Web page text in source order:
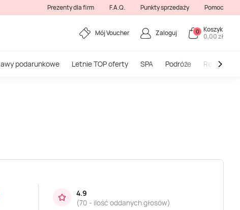
Prezenty dla firm F.A.Q. Punkty sprzedaży Pomoc
Mój Voucher Zaloguj 0 Koszyk
0,00 zł
podarunkowe Letnie TOP oferty SPA Podróże
4.9
(70 - ilość oddanych głosów)